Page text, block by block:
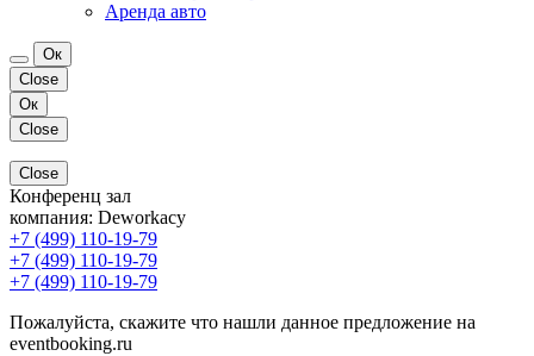
Аренда авто
Ок
Close
Ок
Close
Close
Конференц зал
компания: Deworkacy
+7 (499) 110-19-79
+7 (499) 110-19-79
+7 (499) 110-19-79
Пожалуйста, скажите что нашли данное предложение на
eventbooking.ru